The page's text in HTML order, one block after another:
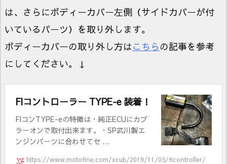
は、さらにボディーカバー左側（サイドカバーが付
いているパーツ）を取り外します。
ボディーカバーの取り外し方はこちら の記事を参考
にしてください。↓
FIコントローラー TYPE-e 装着！
FIコンTYPE-eの特徴は・純正ECUにカプ
ラーオンで取付出来ます。・SP武川製エ
ンジンパーツに合わせてセ ...
https://www.motofine.com/xcub/2019/11/05/ficontroller/